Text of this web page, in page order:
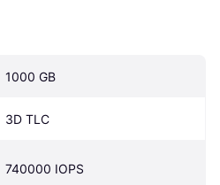
1000 GB
3D TLC
740000 IOPS